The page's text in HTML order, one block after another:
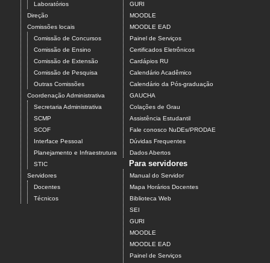
Laboratórios
Direção
Comissões locais
Comissão de Concursos
Comissão de Ensino
Comissão de Extensão
Comissão de Pesquisa
Outras Comissões
Coordenação Administrativa
Secretaria Administrativa
SCMP
SCOF
Interface Pessoal
Planejamento e Infraestrutura
STIC
Servidores
Docentes
Técnicos
GURI
MOODLE
MOODLE EAD
Painel de Serviços
Certificados Eletrônicos
Cardápios RU
Calendário Acadêmico
Calendário da Pós-graduação
GAUCHA
Colações de Grau
Assistência Estudantil
Fale conosco NuDEs/PRODAE
Dúvidas Frequentes
Dados Abertos
Para servidores
Manual do Servidor
Mapa Horários Docentes
Biblioteca Web
SEI
GURI
MOODLE
MOODLE EAD
Painel de Serviços